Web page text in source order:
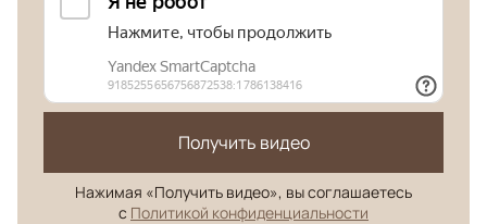
Получить видео
Нажимая «Получить видео», вы соглашаетесь
с Политикой конфиденциальности